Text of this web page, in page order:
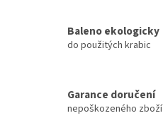
Baleno ekologicky
do použitých krabic
Garance doručení
nepoškozeného zboží